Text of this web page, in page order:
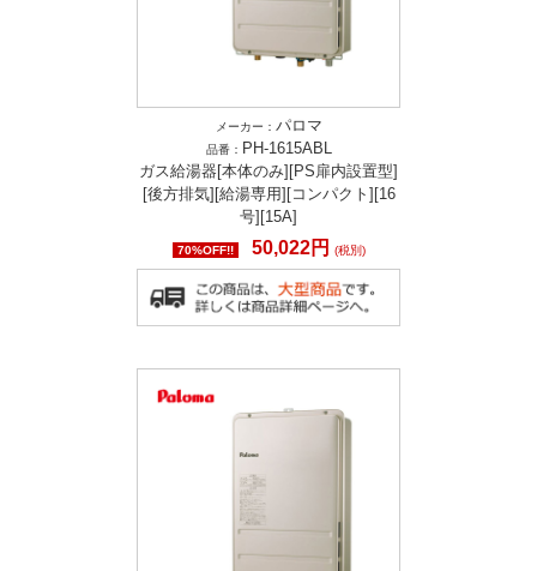
メーカー： パロマ
品番： PH-1615ABL
ガス給湯器[本体のみ][PS扉内設置型]
[後方排気][給湯専用][コンパクト][16
号][15A]
70%OFF!! 50,022円 (税別)